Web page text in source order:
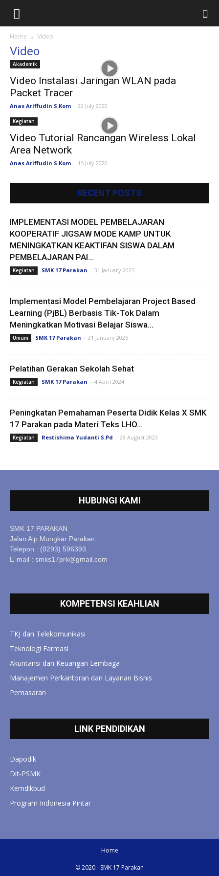
Home Video
Video
Akademik
Video Instalasi Jaringan WLAN pada
Packet Tracer
Anas Ariffudin S.Kom - 22 July 2020
Kegiatan
Video Tutorial Rancangan Wireless Lokal
Area Network
Anas Ariffudin S.Kom - 15 July 2020
RECENT POSTS
IMPLEMENTASI MODEL PEMBELAJARAN
KOOPERATIF JIGSAW MODE KAMP UNTUK
MENINGKATKAN KEAKTIFAN SISWA DALAM
PEMBELAJARAN PAI...
Kegiatan SMK 17 Parakan - 31 January 2025
Implementasi Model Pembelajaran Project Based
Learning (PjBL) Berbasis Tik-Tok Dalam
Meningkatkan Motivasi Belajar Siswa...
Umum SMK 17 Parakan - 31 January 2025
Pelatihan Gerakan Sekolah Sehat
Kegiatan SMK 17 Parakan - 4 April 2024
Peningkatan Pemahaman Peserta Didik Kelas X SMK
17 Parakan pada Materi Teks LHO...
Kegiatan Restishima Yudanti S.Pd - 28 August 2023
HUBUNGI KAMI
SMK 17 PARAKAN
Jalan Aip Mungkar Parakan
Telepon : (0293) 596393
E-mail : smks17prk@gmail.com
KOMPETENSI KEAHLIAN
TKJ dan Telekomunikasi
Teknologi Farmasi
Akuntansi dan Keuangan Lembaga
Manajemen Perkantoran dan Layanan Bisnis
Pemasaran
LINK PENDIDIKAN
Dapodik
Dit-PSMK
Kemdikbud
Program Indonesia Pintar
Home
© 2020 - SMK 17 Parakan